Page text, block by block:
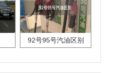
92号95号汽油区别